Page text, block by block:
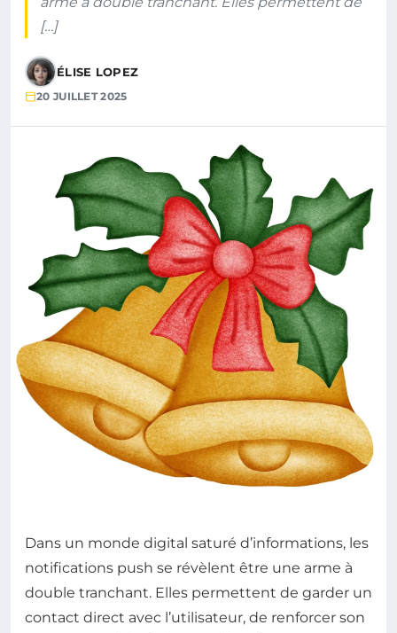
[…]
ÉLISE LOPEZ
20 JUILLET 2025
Dans un monde digital saturé d’informations, les
notifications push se révèlent être une arme à
double tranchant. Elles permettent de garder un
contact direct avec l’utilisateur, de renforcer son